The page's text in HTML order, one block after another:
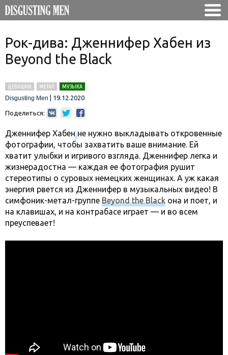
Рок-дива: Дженнифер Хабен из
Beyond the Black
ДЕВУШКИ МЕТАЛ
МУЗЫКА
Disgusting Men
19.12.2020
Поделиться:
Дженнифер Хабен не нужно выкладывать откровенные
фотографии, чтобы захватить ваше внимание. Ей
хватит улыбки и игривого взгляда. Дженнифер легка и
жизнерадостна — каждая ее фотография рушит
стереотипы о суровых немецких женщинах. А уж какая
энергия рвется из Дженнифер в музыкальных видео! В
симфоник-метал-группе Beyond the Black она и поет, и
на клавишах, и на контрабасе играет — и во всем
преуспевает!